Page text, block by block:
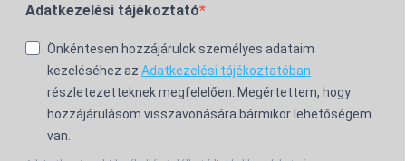
Adatkezelési tájékoztató
Önkéntesen hozzájárulok személyes adataim
kezeléséhez az Adatkezelési tájékoztatóban
részletezetteknek megfelelően. Megértettem, hogy
hozzájárulásom visszavonására bármikor lehetőségem
van.